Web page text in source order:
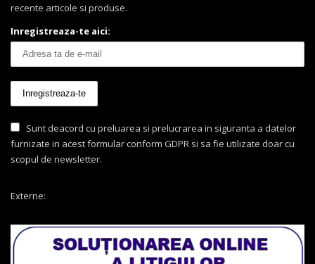
recente articole si produse.
Inregistreaza-te aici:
Sunt deacord cu preluarea si prelucrarea in siguranta a datelor
furnizate in acest formular conform GDPR si sa fie utilizate doar cu
scopul de newsletter.
Externe: